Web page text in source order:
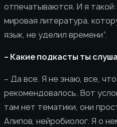
отпечатываются. И я
мировая литература,
язык, не уделил времени”.
– Какие подкасты ты
– Да все. Я не знаю, все,
рекомендовалось. Вот
там нет тематики, они
Алипов, нейробиолог. Я о